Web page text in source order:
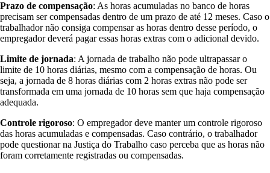
Prazo de compensação: As horas acumuladas no banco de horas
precisam ser compensadas dentro de um prazo de até 12 meses. Caso o
trabalhador não consiga compensar as horas dentro desse período, o
empregador deverá pagar essas horas extras com o adicional devido.
Limite de jornada: A jornada de trabalho não pode ultrapassar o
limite de 10 horas diárias, mesmo com a compensação de horas. Ou
seja, a jornada de 8 horas diárias com 2 horas extras não pode ser
transformada em uma jornada de 10 horas sem que haja compensação
adequada.
Controle rigoroso: O empregador deve manter um controle rigoroso
das horas acumuladas e compensadas. Caso contrário, o trabalhador
pode questionar na Justiça do Trabalho caso perceba que as horas não
foram corretamente registradas ou compensadas.